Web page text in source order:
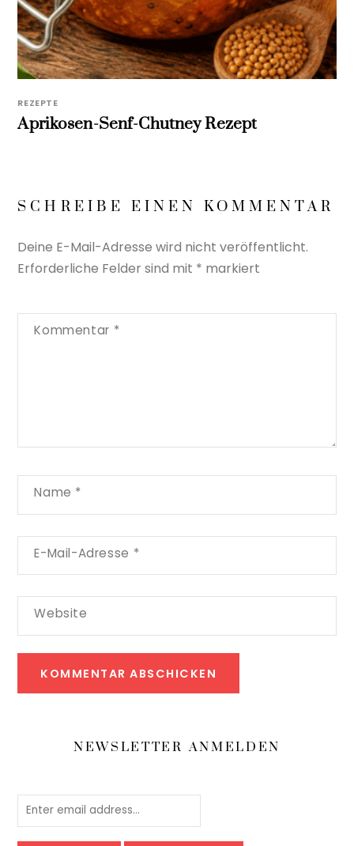
REZEPTE
Aprikosen-Senf-Chutney Rezept
SCHREIBE EINEN KOMMENTAR
Deine E-Mail-Adresse wird nicht veröffentlicht.
Erforderliche Felder sind mit * markiert
Kommentar *
Name *
E-Mail-Adresse *
Website
NEWSLETTER ANMELDEN